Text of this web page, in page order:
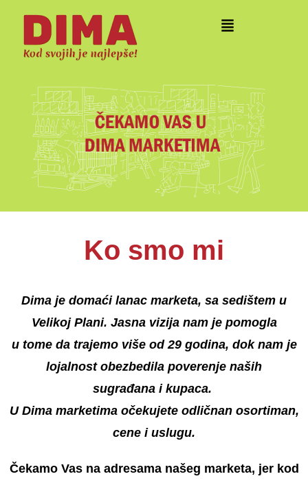
Ko smo mi
Dima je domaći lanac marketa, sa sedištem u
Velikoj Plani. Jasna vizija nam je pomogla
u tome da trajemo više od 29 godina, dok nam je
lojalnost obezbedila poverenje naših
sugrađana i kupaca.
U Dima marketima očekujete odličnan osortiman,
cene i uslugu.
Čekamo Vas na adresama našeg marketa, jer kod